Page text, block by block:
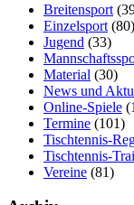
Breitensport
Einzelsport (80)
Jugend (33)
Material (30)
News und
Online-Spiele
Termine (101)
Tischtennis-
Tischtennis-
Vereine (81)